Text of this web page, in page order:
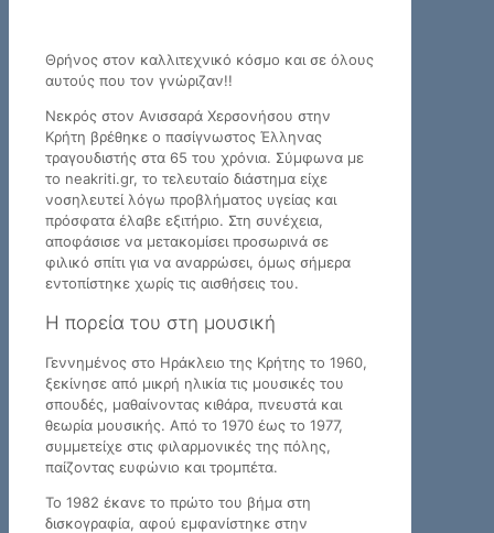
Θρήνος στον καλλιτεχνικό κόσμο και σε όλους
αυτούς που τον γνώριζαν!!
Νεκρός στον Ανισσαρά Χερσονήσου στην
Κρήτη βρέθηκε ο πασίγνωστος Έλληνας
τραγουδιστής στα 65 του χρόνια. Σύμφωνα με
το neakriti.gr, το τελευταίο διάστημα είχε
νοσηλευτεί λόγω προβλήματος υγείας και
πρόσφατα έλαβε εξιτήριο. Στη συνέχεια,
αποφάσισε να μετακομίσει προσωρινά σε
φιλικό σπίτι για να αναρρώσει, όμως σήμερα
εντοπίστηκε χωρίς τις αισθήσεις του.
Η πορεία του στη μουσική
Γεννημένος στο Ηράκλειο της Κρήτης το 1960,
ξεκίνησε από μικρή ηλικία τις μουσικές του
σπουδές, μαθαίνοντας κιθάρα, πνευστά και
θεωρία μουσικής. Από το 1970 έως το 1977,
συμμετείχε στις φιλαρμονικές της πόλης,
παίζοντας ευφώνιο και τρομπέτα.
Το 1982 έκανε το πρώτο του βήμα στη
δισκογραφία, αφού εμφανίστηκε στην